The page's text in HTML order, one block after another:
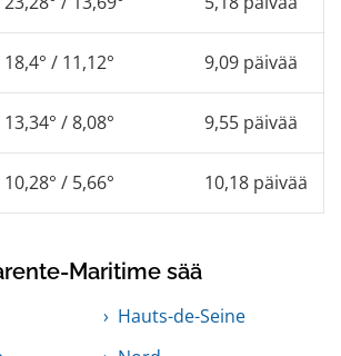
18,4° / 11,12° 9,09 päivää
13,34° / 8,08° 9,55 päivää
10,28° / 5,66° 10,18 päivää
Maritime sää
Hauts-de-Seine